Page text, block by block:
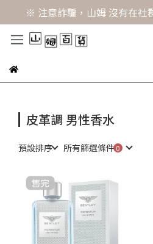
※ 注意詐騙，山姆 沒有在社
皮革調 男性香水
預設排序 所有篩選條件